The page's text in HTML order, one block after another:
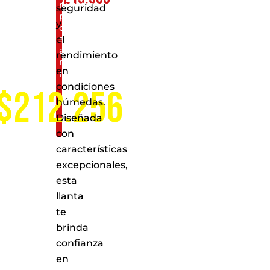
nuestros
puntos
de
servicio
a
nivel
nacional
seguridad
y
el
rendimiento
en
condiciones
húmedas.
Diseñada
con
características
excepcionales,
esta
llanta
te
brinda
confianza
en